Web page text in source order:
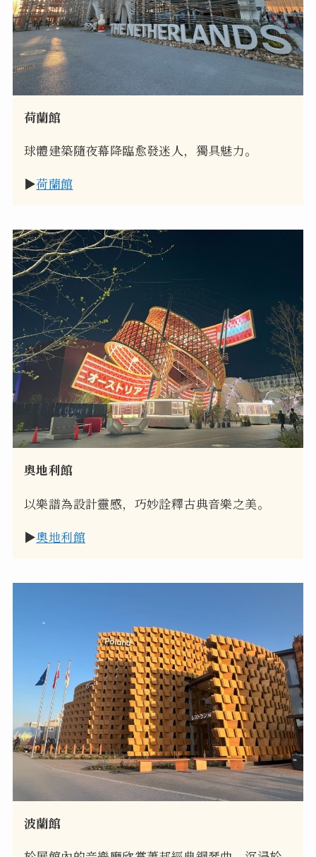
荷蘭館
球體建築隨夜幕降臨愈發迷人，獨具魅力。
▶荷蘭館
奧地利館
以樂譜為設計靈感，巧妙詮釋古典音樂之美。
▶奧地利館
波蘭館